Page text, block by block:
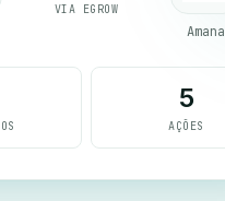
VIA EGROW
Amana
5
AÇÕES